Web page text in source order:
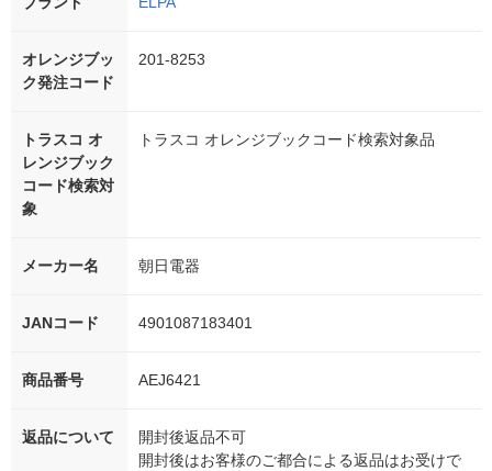
オレンジブッ
ク発注コード
201-8253
トラスコ オ
レンジブック
コード検索対
象
トラスコ オレンジブックコード検索対象品
メーカー名 朝日電器
JANコード 4901087183401
商品番号 AEJ6421
返品について
開封後返品不可
開封後はお客様のご都合による返品はお受けで